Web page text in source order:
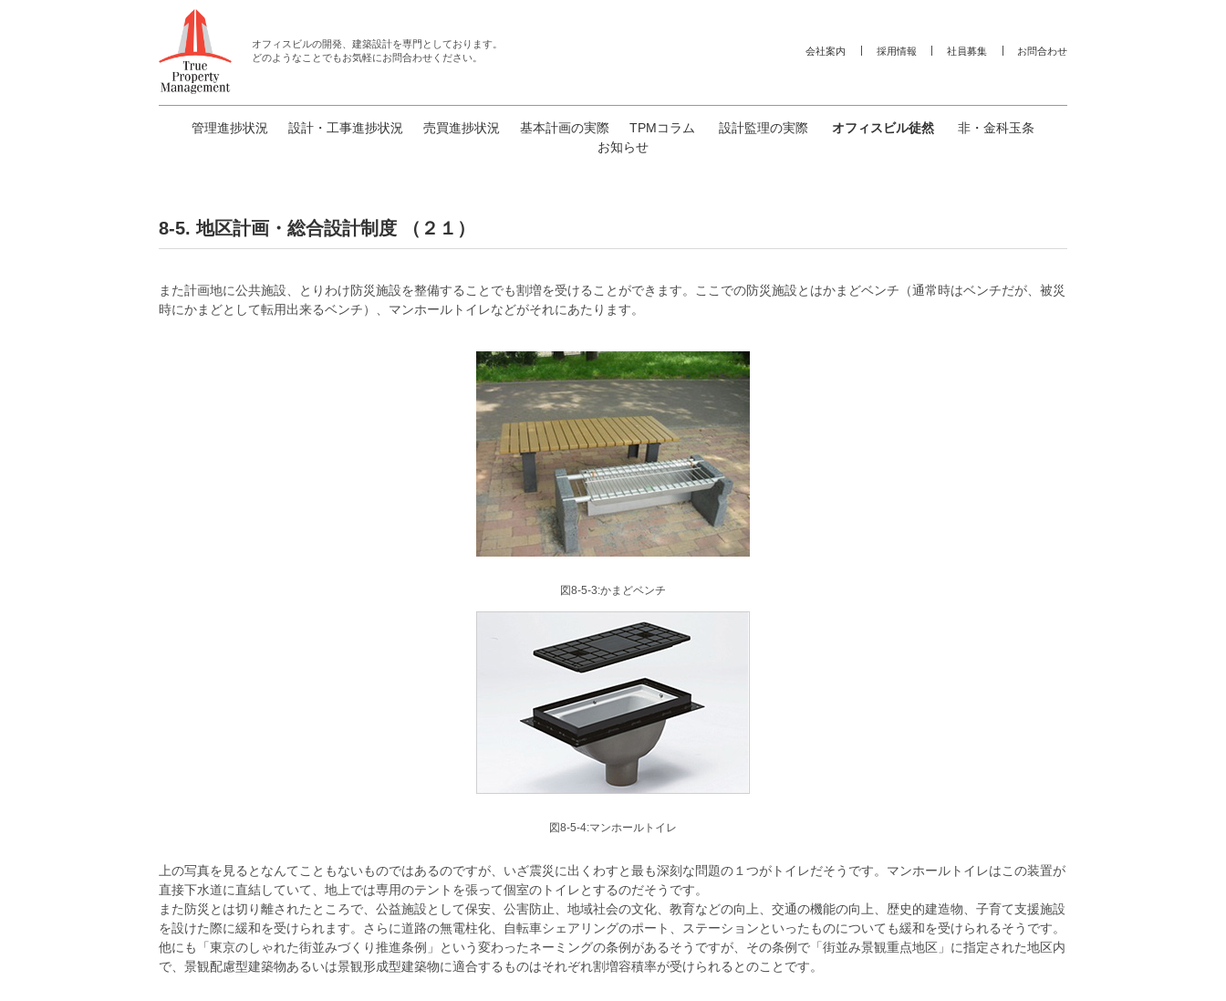
オフィスビルの開発、建築設計を専門としております。
どのようなことでもお気軽にお問合わせください。
会社案内 採用情報 社員募集 お問合わせ
管理進捗状況 設計・工事進捗状況 売買進捗状況 基本計画の実際 TPMコラム 設計監理の実際 オフィスビル徒然
非・金科玉条
お知らせ
8-5. 地区計画・総合設計制度 （２１）
また計画地に公共施設、とりわけ防災施設を整備することでも割増を受けることができます。ここでの防災施設とはかまどベンチ（通常時はベンチだが、被災
時にかまどとして転用出来るベンチ）、マンホールトイレなどがそれにあたります。
図8-5-3:かまどベンチ
図8-5-4:マンホールトイレ
上の写真を見るとなんてこともないものではあるのですが、いざ震災に出くわすと最も深刻な問題の１つがトイレだそうです。マンホールトイレはこの装置が
直接下水道に直結していて、地上では専用のテントを張って個室のトイレとするのだそうです。
また防災とは切り離されたところで、公益施設として保安、公害防止、地域社会の文化、教育などの向上、交通の機能の向上、歴史的建造物、子育て支援施設
を設けた際に緩和を受けられます。さらに道路の無電柱化、自転車シェアリングのポート、ステーションといったものについても緩和を受けられるそうです。
他にも「東京のしゃれた街並みづくり推進条例」という変わったネーミングの条例があるそうですが、その条例で「街並み景観重点地区」に指定された地区内
で、景観配慮型建築物あるいは景観形成型建築物に適合するものはそれぞれ割増容積率が受けられるとのことです。